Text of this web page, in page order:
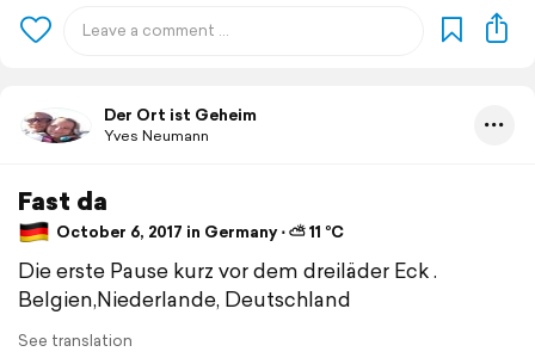
Der Ort ist Geheim
Yves Neumann
Fast da
October 6, 2017 in Germany ⋅ ⛅ 11 °C
Die erste Pause kurz vor dem dreiläder Eck .
Belgien,Niederlande, Deutschland
See translation